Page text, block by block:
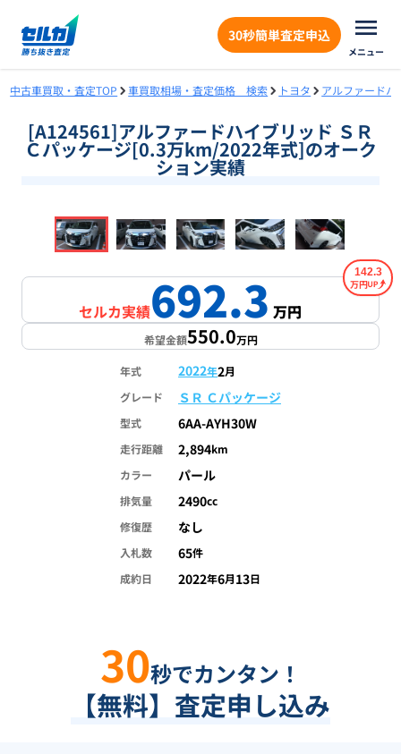
30秒簡単査定申込
メニュー
中古車買取・査定TOP 車買取相場・査定価格 検索 トヨタ アルファードハ
[A124561]アルファードハイブリッド ＳＲ
Ｃパッケージ[0.3万km/2022年式]のオーク
ション実績
1/18
セルカ実績692.3万円
142.3
万円
希望金額550.0万円
年式 2022年2月
グレード
ＳＲ Ｃパッケージ
型式 6AA-AYH30W
走行距離 2,894km
カラー
パール
排気量 2490cc
修復歴
なし
入札数 65件
成約日
2022年6月13日
30秒でカンタン！
【無料】査定申し込み